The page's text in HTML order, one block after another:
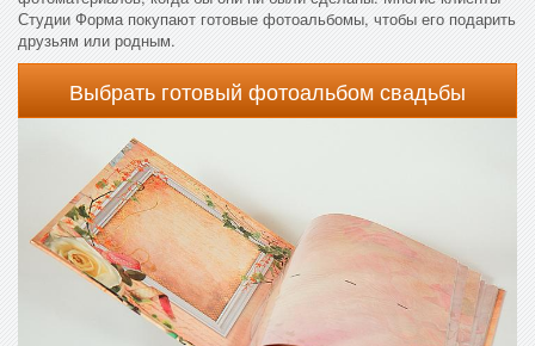
Студии Форма покупают готовые фотоальбомы, чтобы его подарить
друзьям или родным.
Выбрать готовый фотоальбом свадьбы